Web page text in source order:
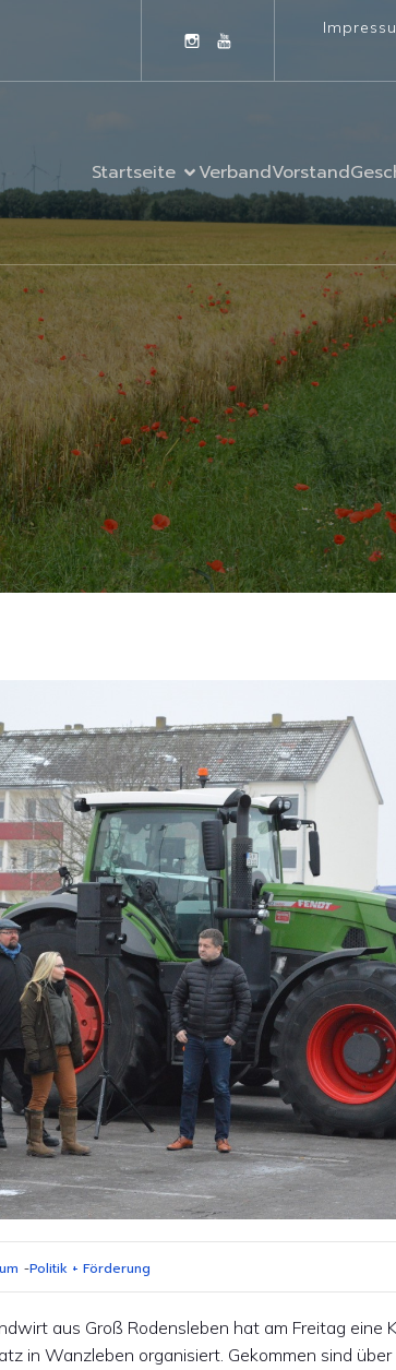
Startseite VerbandVorstand
-Politik + Förderung
aus Groß Rodensleben hat am Freitag eine
in Wanzleben organisiert. Gekommen sind